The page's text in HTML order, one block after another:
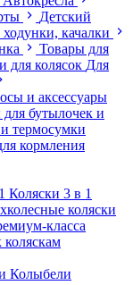
Детский
качалки
Товары для
для колясок Для
и аксессуары
бутылочек и
термосумки
кормления
Коляски 3 в 1
коляски
класса
Колыбели